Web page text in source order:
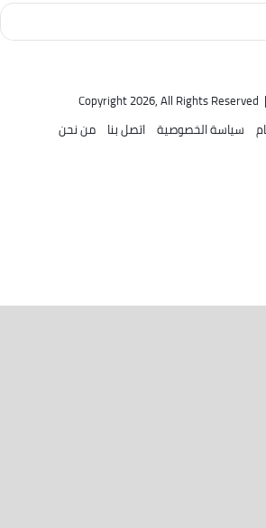
سياسة الخصوصية اتصل بنا من نحن